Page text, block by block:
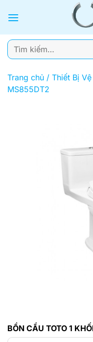
qua
dung
Tìm
kiếm:
Trang chủ / Thiết Bị
MS855DT2
BỒN CẦU TOTO 1